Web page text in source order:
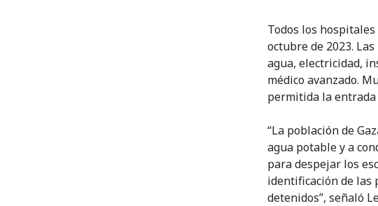
Todos los
octubre de 2023.
agua, electricidad,
médico avanzado.
permitida la entrada
“La población de
agua potable y a
para despejar los
identificación de las
detenidos”, señaló